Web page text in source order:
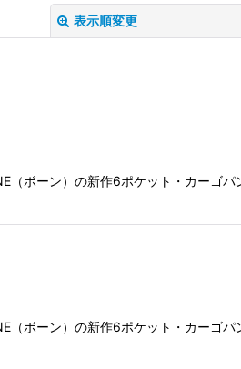
表示順変更
ボーン）の新作6ポケット・カーゴ
ボーン）の新作6ポケット・カーゴ